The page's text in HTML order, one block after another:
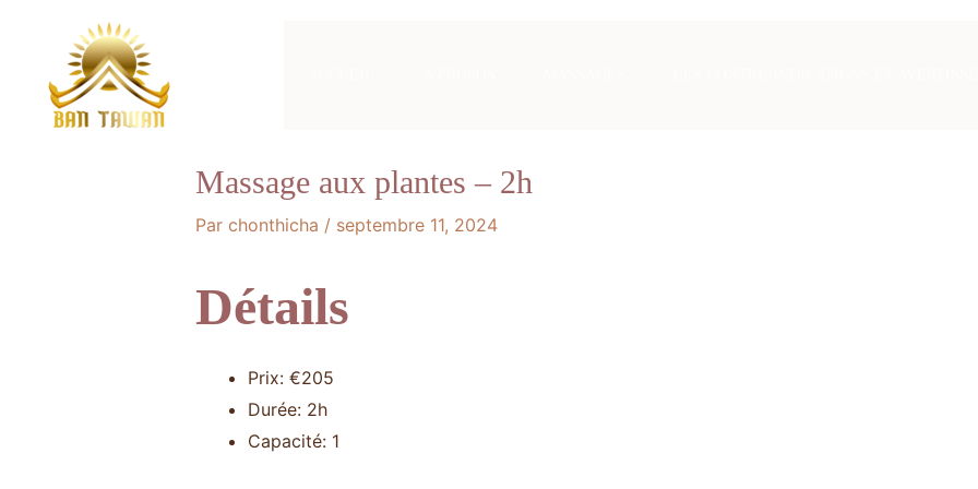
contenu
Massage aux plantes – 2h
Par chonthicha / septembre 11, 2024
Détails
Prix: €205
Durée: 2h
Capacité: 1